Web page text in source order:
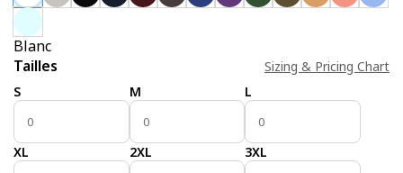
Blanc
Tailles
Sizing & Pricing Chart
S
M L
XL 2XL 3XL